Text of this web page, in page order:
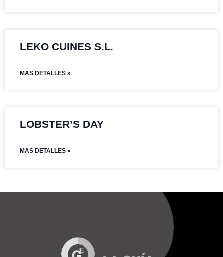
LEKO CUINES S.L.
MAS DETALLES »
LOBSTER’S DAY
MAS DETALLES »